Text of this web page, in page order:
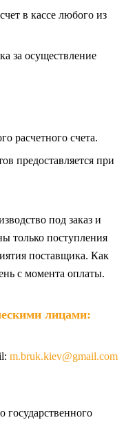
в кассе любого из
за осуществление
расчетного счета.
предоставляется при
под заказ и
только поступления
поставщика. Как
с момента оплаты.
лицами:
m.bruk.kiev@gmail.com